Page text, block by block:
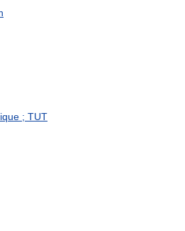
; TUT